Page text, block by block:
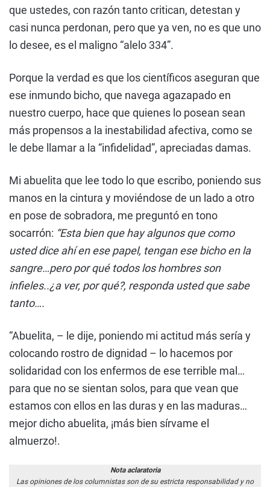
que ustedes, con razón tanto critican, detestan y
casi nunca perdonan, pero que ya ven, no es que uno
lo desee, es el maligno “alelo 334”.
Porque la verdad es que los científicos aseguran que
ese inmundo bicho, que navega agazapado en
nuestro cuerpo, hace que quienes lo posean sean
más propensos a la inestabilidad afectiva, como se
le debe llamar a la “infidelidad”, apreciadas damas.
Mi abuelita que lee todo lo que escribo, poniendo sus
manos en la cintura y moviéndose de un lado a otro
en pose de sobradora, me preguntó en tono
socarrón: “Esta bien que hay algunos que como
usted dice ahí en ese papel, tengan ese bicho en la
sangre…pero por qué todos los hombres son
infieles..¿a ver, por qué?, responda usted que sabe
tanto….
“Abuelita, – le dije, poniendo mi actitud más sería y
colocando rostro de dignidad – lo hacemos por
solidaridad con los enfermos de ese terrible mal…
para que no se sientan solos, para que vean que
estamos con ellos en las duras y en las maduras…
mejor dicho abuelita, ¡más bien sírvame el
almuerzo!.
Nota aclaratoria
Las opiniones de los columnistas son de su estricta responsabilidad y no